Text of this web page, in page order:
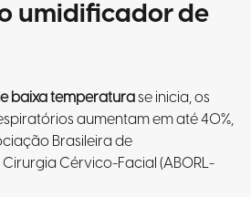
umidificador de
baixa temperaturase inicia, os
aumentam em até 40%,
Brasileira de
Cérvico-Facial (ABORL-